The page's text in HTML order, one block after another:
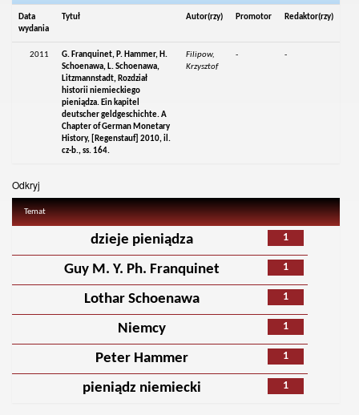
Data
wydania
Tytuł Autor(rzy) Promotor Redaktor(rzy)
2011
G. Franquinet, P. Hammer, H.
Schoenawa, L. Schoenawa,
Litzmannstadt, Rozdział
historii niemieckiego
pieniądza. Ein kapitel
deutscher geldgeschichte. A
Chapter of German Monetary
History, [Regenstauf] 2010, il.
cz-b., ss. 164.
Filipow,
Krzysztof
- -
Odkryj
Temat
1
dzieje pieniądza
1
Guy M. Y. Ph. Franquinet
1
Lothar Schoenawa
1
Niemcy
1
Peter Hammer
1
pieniądz niemiecki